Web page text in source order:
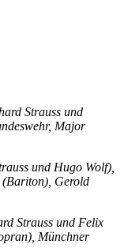
Strauss und
Major
und Hugo Wolf),
Gerold
Strauss und Felix
Münchner